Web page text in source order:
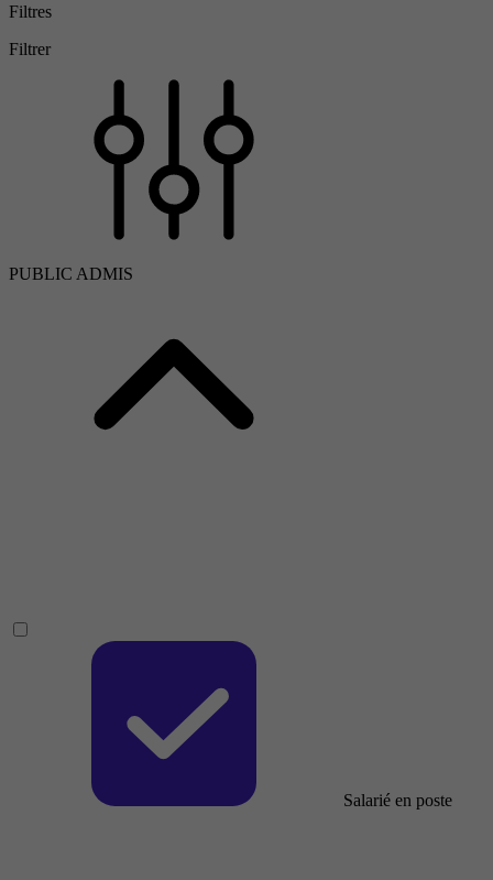
Filtres
Filtrer
PUBLIC ADMIS
Salarié en poste